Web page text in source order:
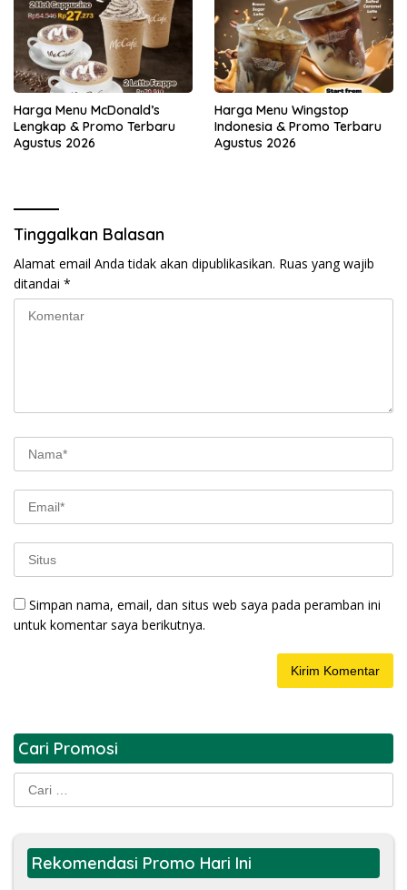
Harga Menu McDonald’s
Lengkap & Promo Terbaru
Agustus 2026
Harga Menu Wingstop
Indonesia & Promo Terbaru
Agustus 2026
Tinggalkan Balasan
Alamat email Anda tidak akan dipublikasikan. Ruas yang wajib
ditandai *
Simpan nama, email, dan situs web saya pada peramban ini
untuk komentar saya berikutnya.
Cari Promosi
Cari
untuk:
Rekomendasi Promo Hari Ini